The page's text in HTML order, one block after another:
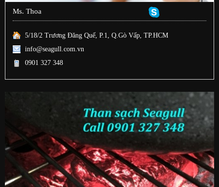
Ms. Thoa
5/18/2 Trương Đăng Quế, P.1, Q.Gò Vấp, TP.HCM
info@seagull.com.vn
0901 327 348